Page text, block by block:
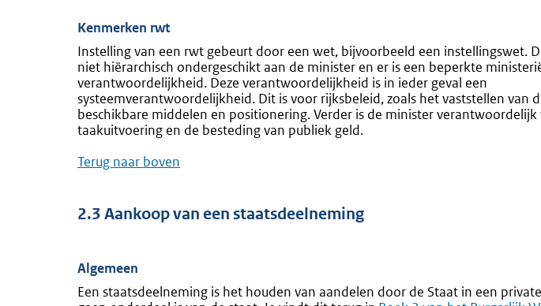
Kenmerken rwt
Instelling van een rwt gebeurt door een wet, bijvoorbeeld een instellingswet.
niet hiërarchisch ondergeschikt aan de minister en er is een beperkte
verantwoordelijkheid. Deze verantwoordelijkheid is in ieder geval een
systeemverantwoordelijkheid. Dit is voor rijksbeleid, zoals het vaststellen van
beschikbare middelen en positionering. Verder is de minister
taakuitvoering en de besteding van publiek geld.
Terug naar boven
2.3 Aankoop van een staatsdeelneming
Algemeen
Een staatsdeelneming is het houden van aandelen door de Staat in een